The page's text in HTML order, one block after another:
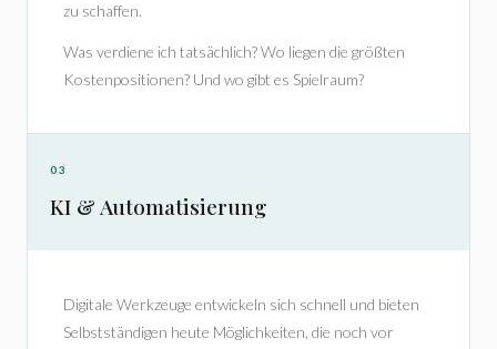
zu schaffen.
Was verdiene ich tatsächlich? Wo liegen die größten
Kostenpositionen? Und wo gibt es Spielraum?
03
KI & Automatisierung
Digitale Werkzeuge entwickeln sich schnell und bieten
Selbstständigen heute Möglichkeiten, die noch vor